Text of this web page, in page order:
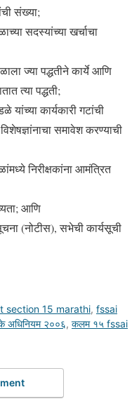
संख्या;
सदस्यांच्या खर्चाचा
ज्या पद्धतीने कार्ये आणि
त्या पद्धती;
यांच्या कार्यकारी गटांची
समावेश करण्याची
निरीक्षकांना आमंत्रित
आणि
(नोटीस), सभेची कार्यसूची
section 15 marathi, fssai
अधिनियम २००६, कलम १५ fssai